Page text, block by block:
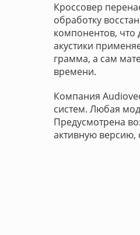
Кроссовер
обработку
компонентов,
акустики
грамма, а сам
времени.
Компания
систем. Любая
Предусмотрена
активную версию,